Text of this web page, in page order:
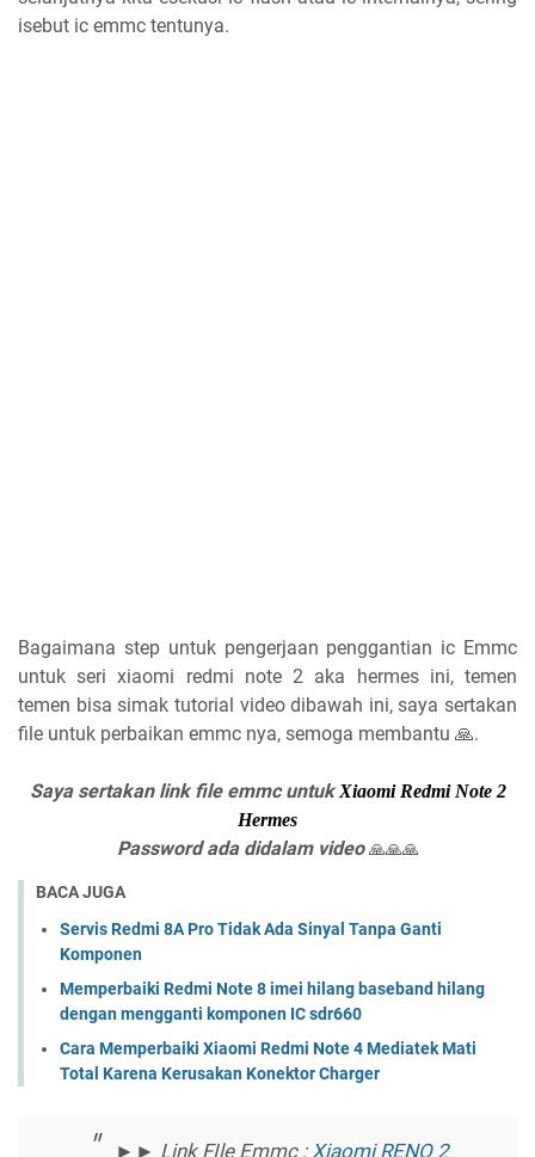
isebut ic emmc tentunya.
Bagaimana step untuk pengerjaan penggantian ic Emmc
untuk seri xiaomi redmi note 2 aka hermes ini, temen
temen bisa simak tutorial video dibawah ini, saya sertakan
file untuk perbaikan emmc nya, semoga membantu 🙏.
Saya sertakan link file emmc untukXiaomi Redmi Note 2
Hermes
Password ada didalam video 🙏🙏🙏
BACA JUGA
Servis Redmi 8A Pro Tidak Ada Sinyal Tanpa Ganti
Komponen
Memperbaiki Redmi Note 8 imei hilang baseband hilang
dengan mengganti komponen IC sdr660
Cara Memperbaiki Xiaomi Redmi Note 4 Mediatek Mati
Total Karena Kerusakan Konektor Charger
►► Link FIle Emmc : Xiaomi RENO 2